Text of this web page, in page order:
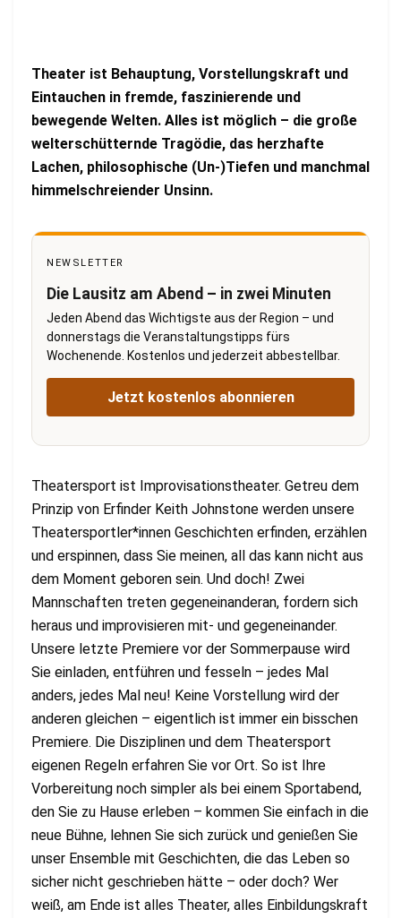
Theater ist Behauptung, Vorstellungskraft und
Eintauchen in fremde, faszinierende und
bewegende Welten. Alles ist möglich – die große
welterschütternde Tragödie, das herzhafte
Lachen, philosophische (Un-)Tiefen und manchmal
himmelschreiender Unsinn.
NEWSLETTER
Die Lausitz am Abend – in zwei Minuten
Jeden Abend das Wichtigste aus der Region – und
donnerstags die Veranstaltungstipps fürs
Wochenende. Kostenlos und jederzeit abbestellbar.
Jetzt kostenlos abonnieren
Theatersport ist Improvisationstheater. Getreu dem
Prinzip von Erfinder Keith Johnstone werden unsere
Theatersportler*innen Geschichten erfinden, erzählen
und erspinnen, dass Sie meinen, all das kann nicht aus
dem Moment geboren sein. Und doch! Zwei
Mannschaften treten gegeneinanderan, fordern sich
heraus und improvisieren mit- und gegeneinander.
Unsere letzte Premiere vor der Sommerpause wird
Sie einladen, entführen und fesseln – jedes Mal
anders, jedes Mal neu! Keine Vorstellung wird der
anderen gleichen – eigentlich ist immer ein bisschen
Premiere. Die Disziplinen und dem Theatersport
eigenen Regeln erfahren Sie vor Ort. So ist Ihre
Vorbereitung noch simpler als bei einem Sportabend,
den Sie zu Hause erleben – kommen Sie einfach in die
neue Bühne, lehnen Sie sich zurück und genießen Sie
unser Ensemble mit Geschichten, die das Leben so
sicher nicht geschrieben hätte – oder doch? Wer
weiß, am Ende ist alles Theater, alles Einbildungskraft